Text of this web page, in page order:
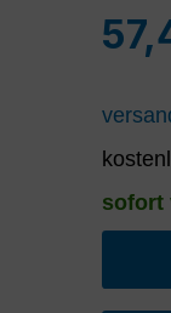
sofort